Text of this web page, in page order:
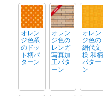
オレン
ジ色系
のドッ
ト柄パ
ターン
オレン
ジ色の
レンガ
写真加
工パタ
ーン
オレン
ジ色の
網代文
様 和柄
パター
ン